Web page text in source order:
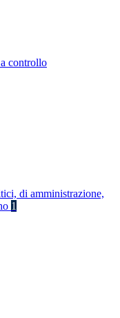
controllo
di amministrazione,
1